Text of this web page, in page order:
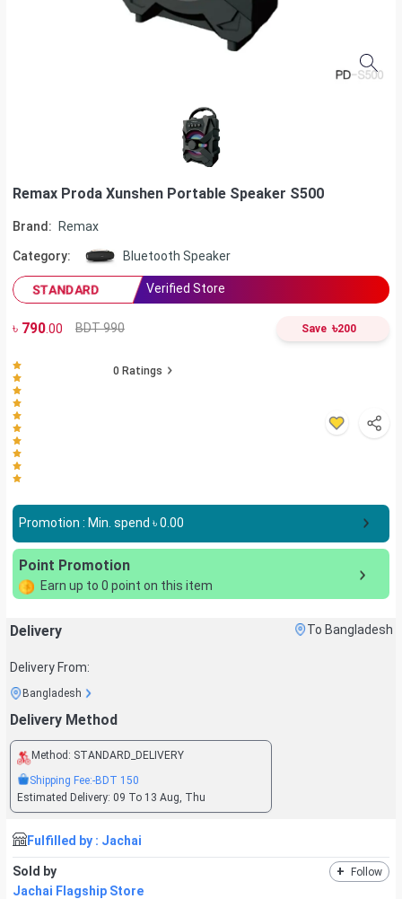
Remax Proda Xunshen Portable Speaker S500
Brand: Remax
Category: Bluetooth Speaker
STANDARD Verified Store
৳ 790.00 BDT 990 Save ৳200
0 Ratings
Promotion : Min. spend ৳0.00
Point Promotion
Earn up to 0 point on this item
Delivery To Bangladesh
Delivery From:
Bangladesh
Delivery Method
Method: STANDARD_DELIVERY
Shipping Fee:-BDT 150
Estimated Delivery: 09 To 13 Aug, Thu
Fulfilled by : Jachai
Sold by + Follow
Jachai Flagship Store